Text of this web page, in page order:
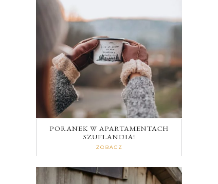
PORANEK W APARTAMENTACH
SZUFLANDIA!
ZOBACZ